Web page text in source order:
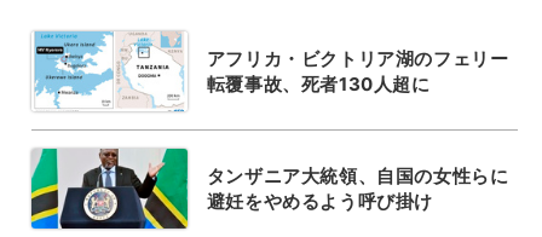
アフリカ・ビクトリア湖のフェリー
転覆事故、死者130人超に
タンザニア大統領、自国の女性らに
避妊をやめるよう呼び掛け